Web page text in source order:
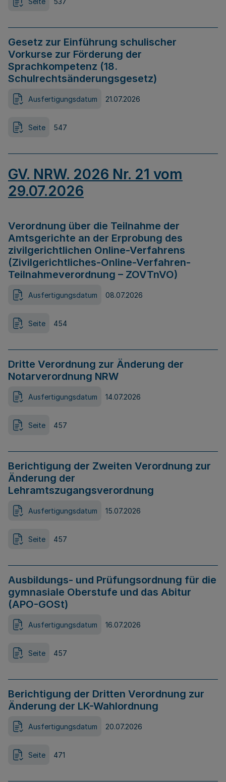
Gesetz zur Einführung schulischer
Vorkurse zur Förderung der
Sprachkompetenz (18.
Schulrechtsänderungsgesetz)
Ausfertigungsdatum 21.07.2026
Seite 547
GV. NRW. 2026 Nr. 21 vom
29.07.2026
Verordnung über die Teilnahme der
Amtsgerichte an der Erprobung des
zivilgerichtlichen Online-Verfahrens
(Zivilgerichtliches-Online-Verfahren-
Teilnahmeverordnung – ZOVTnVO)
Ausfertigungsdatum 08.07.2026
Seite 454
Dritte Verordnung zur Änderung der
Notarverordnung NRW
Ausfertigungsdatum 14.07.2026
Seite 457
Berichtigung der Zweiten Verordnung zur
Änderung der
Lehramtszugangsverordnung
Ausfertigungsdatum 15.07.2026
Seite 457
Ausbildungs- und Prüfungsordnung für die
gymnasiale Oberstufe und das Abitur
(APO-GOSt)
Ausfertigungsdatum 16.07.2026
Seite 457
Berichtigung der Dritten Verordnung zur
Änderung der LK-Wahlordnung
Ausfertigungsdatum 20.07.2026
Seite 471